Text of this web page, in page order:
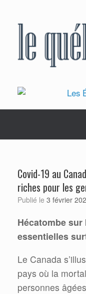
Covid-19 au
riches pour les
Publié le 3 février
Hécatombe
essentielles
Le Canada
pays où la
personnes